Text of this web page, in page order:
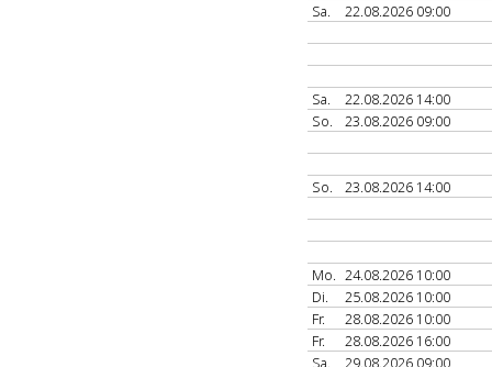
Sa. 22.08.2026 09:00
Sa.
22.08.2026 14:00
So.
23.08.2026 09:00
So. 23.08.2026 14:00
Mo. 24.08.2026 10:00
Di.
25.08.2026 10:00
Fr.
28.08.2026 10:00
Fr.
28.08.2026 16:00
Sa.
29.08.2026 09:00